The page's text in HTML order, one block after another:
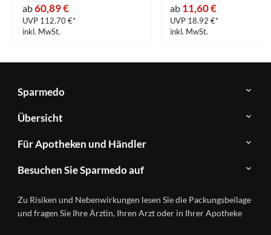
ab60,89 €
UVP 112.70 €*
inkl. MwSt.
ab 11,60 €
UVP 18.92 €*
inkl. MwSt.
Sparmedo
Über
Sparmedo
FAQ
Kontakt
Datenschutz
Nutzungsbedingungen
Übersicht
Herstellerverzeichnis
Produkte
A-
Ratgeber
Wirkstoffe
Für Apotheken und Händler
&
Händlerlogin
Besuchen Sie Sparmedo auf
Instagram
Zu Risiken und Nebenwirkungen lesen Sie die Packungsbeilage
und fragen Sie Ihre Ärztin, Ihren Arzt oder in Ihrer Apotheke